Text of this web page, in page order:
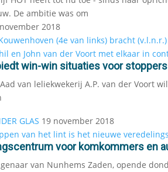
De ambitie was om
2018
win-win situaties voor
van leliekwekerij A.P. van der Voort
GLAS 19 november 2018
voor komkommers en
van Nunhems Zaden, opende